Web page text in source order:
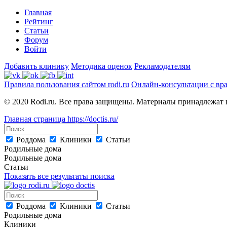
Главная
Рейтинг
Статьи
Форум
Войти
Добавить клинику Методика оценок Рекламодателям
Правила пользования сайтом rodi.ru Онлайн-консультации с
© 2020 Rodi.ru. Все права защищены. Материалы принадлежат
Главная страница https://doctis.ru/
Роддома Клиники
Статьи
Родильные дома
Родильные дома
Статьи
Показать все результаты поиска
Роддома Клиники
Статьи
Родильные дома
Клиники